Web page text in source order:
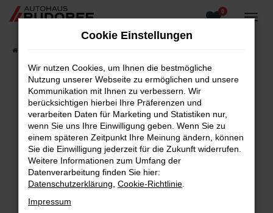
Zum
0
Fehler: Network Error
Beim Laden ist ein Fehler aufgetreten.
Hier sind ein paar Tipps, die dir helfen können:
Überprüfe deine Firewall und deine
Internetverbindung.
Laden andere Webseiten, zum Beispiel deine
Suchmaschine?
Cookie Einstellungen
Wir nutzen Cookies, um Ihnen die bestmögliche
Nutzung unserer Webseite zu ermöglichen und unsere
Kommunikation mit Ihnen zu verbessern. Wir
berücksichtigen hierbei Ihre Präferenzen und
verarbeiten Daten für Marketing und Statistiken nur,
wenn Sie uns Ihre Einwilligung geben. Wenn Sie zu
einem späteren Zeitpunkt Ihre Meinung ändern, können
Sie die Einwilligung jederzeit für die Zukunft widerrufen.
Weitere Informationen zum Umfang der
Datenverarbeitung finden Sie hier:
Datenschutzerklärung Cookie-Richtlinie
Impressum